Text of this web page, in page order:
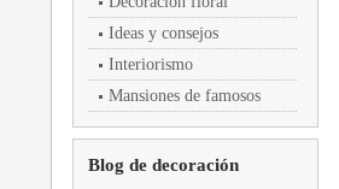
Ideas y consejos
Interiorismo
Mansiones de famosos
Blog de decoración